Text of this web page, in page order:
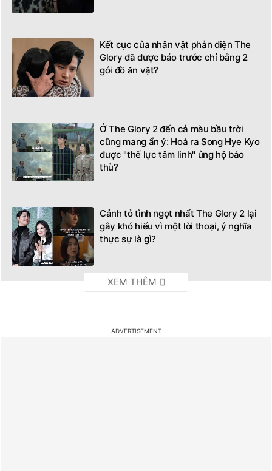
Kết cục của nhân vật phản diện The
Glory đã được báo trước chỉ bằng 2
gói đồ ăn vặt?
Ở The Glory 2 đến cả màu bầu trời
cũng mang ẩn ý: Hoá ra Song Hye Kyo
được "thế lực tâm linh" ủng hộ báo
thù?
Cảnh tỏ tình ngọt nhất The Glory 2 lại
gây khó hiểu vì một lời thoại, ý nghĩa
thực sự là gì?